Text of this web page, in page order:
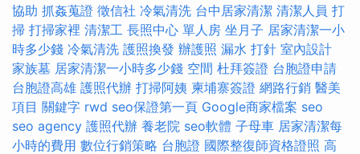
協助 抓姦蒐證 徵信社 冷氣清洗 台中居家清潔 清潔人員 打
掃 打掃家裡 清潔工 長照中心 單人房 坐月子 居家清潔一小
時多少錢 冷氣清洗 護照換發 辦護照 漏水 打針 室內設計
家族墓 居家清潔一小時多少錢 空間 杜拜簽證 台胞證申請
台胞證高雄 護照代辦 打掃阿姨 柬埔寨簽證 網路行銷 醫美
項目 關鍵字 rwd seo保證第一頁 Google商家檔案 seo
seo agency 護照代辦 養老院 seo軟體 子母車 居家清潔每
小時的費用 數位行銷策略 台胞證 國際整復師資格證照 高